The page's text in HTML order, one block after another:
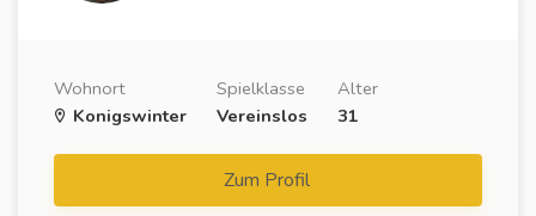
Wohnort
Konigswinter
Spielklasse
Vereinslos
Alter
31
Zum Profil